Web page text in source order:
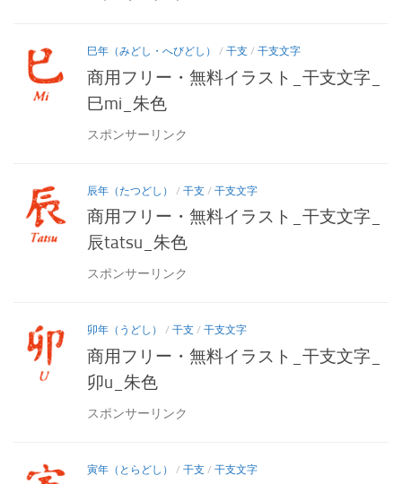
巳年（みどし・へびどし） / 干支 / 干支文字
商用フリー・無料イラスト_干支文字_
巳mi_朱色
スポンサーリンク
辰年（たつどし） / 干支 / 干支文字
商用フリー・無料イラスト_干支文字_
辰tatsu_朱色
スポンサーリンク
卯年（うどし） / 干支 / 干支文字
商用フリー・無料イラスト_干支文字_
卯u_朱色
スポンサーリンク
寅年（とらどし） / 干支 / 干支文字